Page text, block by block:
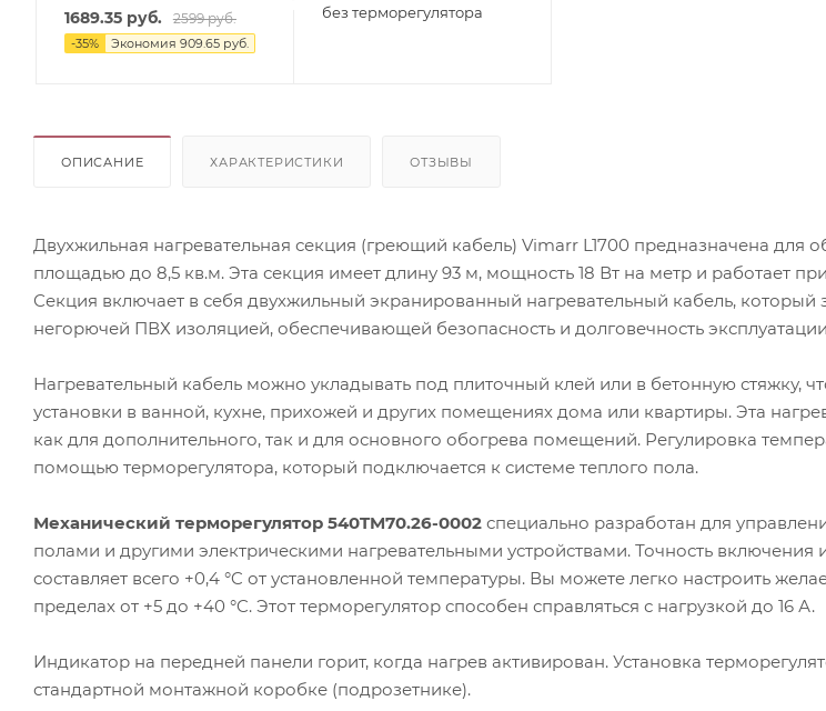
1689.35руб. 2599руб.
-35% Экономия 909.65руб.
без терморегулятора
ОПИСАНИЕ ХАРАКТЕРИСТИКИ ОТЗЫВЫ
Двухжильная нагревательная секция (греющий кабель) Vimarr L1700 предназначена для
площадью до 8,5 кв.м. Эта секция имеет длину 93 м, мощность 18 Вт на метр и работает
Секция включает в себя двухжильный экранированный нагревательный кабель,
негорючей ПВХ изоляцией, обеспечивающей безопасность и долговечность
Нагревательный кабель можно укладывать под плиточный клей или в бетонную стяжку,
установки в ванной, кухне, прихожей и других помещениях дома или квартиры. Эта
как для дополнительного, так и для основного обогрева помещений. Регулировка
помощью терморегулятора, который подключается к системе теплого пола.
Механический терморегулятор 540TM70.26-0002 специально разработан для
полами и другими электрическими нагревательными устройствами. Точность включения
составляет всего +0,4 °C от установленной температуры. Вы можете легко настроить
пределах от +5 до +40 °C. Этот терморегулятор способен справляться с нагрузкой до 16 А.
Индикатор на передней панели горит, когда нагрев активирован. Установка
стандартной монтажной коробке (подрозетнике).